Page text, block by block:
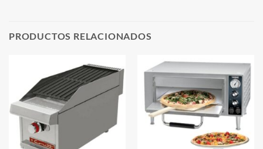
PRODUCTOS RELACIONADOS